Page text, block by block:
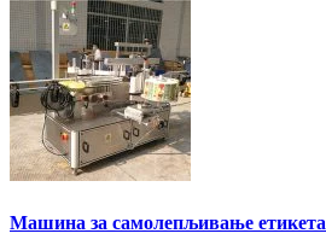
Машина за самолепљивање етикета